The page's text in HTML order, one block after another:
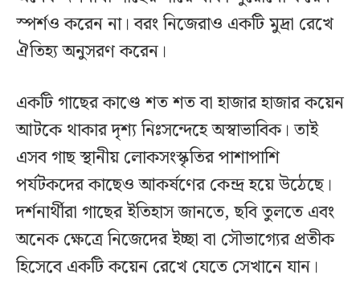
স্পর্শও করেন না। বরং নিজেরাও একটি মুদ্রা রেখে
ঐতিহ্য অনুসরণ করেন।
একটি গাছের কাণ্ডে শত শত বা হাজার হাজার কয়েন
আটকে থাকার দৃশ্য নিঃসন্দেহে অস্বাভাবিক। তাই
এসব গাছ স্থানীয় লোকসংস্কৃতির পাশাপাশি
পর্যটকদের কাছেও আকর্ষণের কেন্দ্র হয়ে উঠেছে।
দর্শনার্থীরা গাছের ইতিহাস জানতে, ছবি তুলতে এবং
অনেক ক্ষেত্রে নিজেদের ইচ্ছা বা সৌভাগ্যের প্রতীক
হিসেবে একটি কয়েন রেখে যেতে সেখানে যান।